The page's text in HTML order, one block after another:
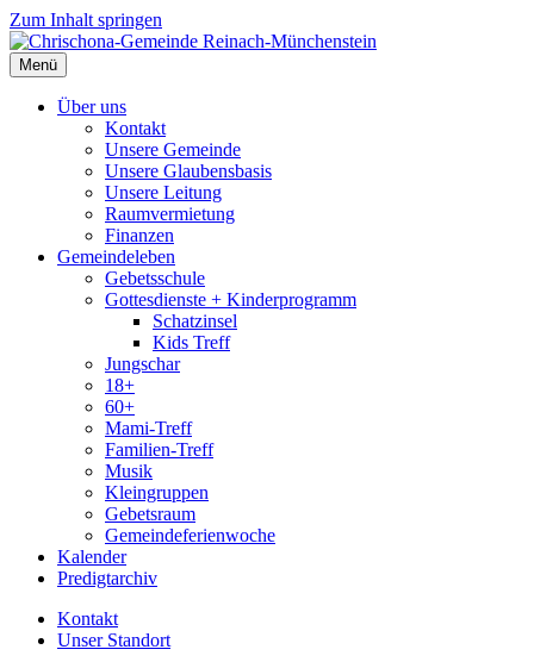
Zum Inhalt springen
Menü
Über uns
Kontakt
Unsere Gemeinde
Unsere Glaubensbasis
Unsere Leitung
Raumvermietung
Finanzen
Gemeindeleben
Gebetsschule
Gottesdienste + Kinderprogramm
Schatzinsel
Kids Treff
Jungschar
18+
60+
Mami-Treff
Familien-Treff
Musik
Kleingruppen
Gebetsraum
Gemeindeferienwoche
Kalender
Predigtarchiv
Kontakt
Unser Standort